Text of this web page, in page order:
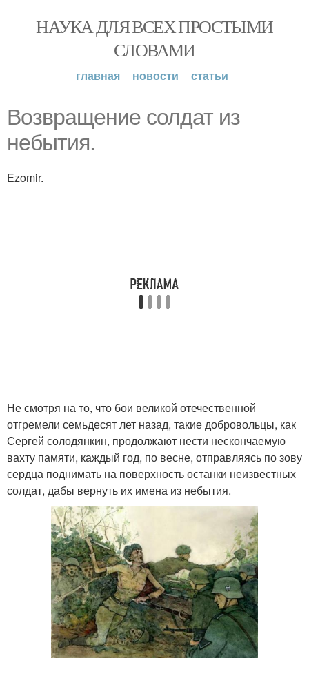
НАУКА ДЛЯ ВСЕХ ПРОСТЫМИ
СЛОВАМИ
главная новости статьи
Возвращение солдат из
небытия.
Ezomir.
Не смотря на то, что бои великой отечественной
отгремели семьдесят лет назад, такие добровольцы, как
Сергей солодянкин, продолжают нести нескончаемую
вахту памяти, каждый год, по весне, отправляясь по зову
сердца поднимать на поверхность останки неизвестных
солдат, дабы вернуть их имена из небытия.